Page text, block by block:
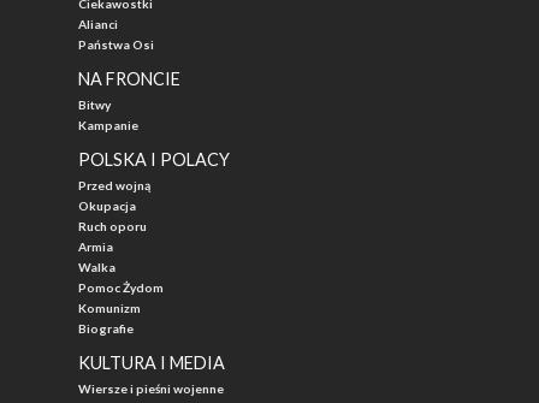
Ciekawostki
Alianci
Państwa Osi
NA FRONCIE
Bitwy
Kampanie
POLSKA I POLACY
Przed wojną
Okupacja
Ruch oporu
Armia
Walka
Pomoc Żydom
Komunizm
Biografie
KULTURA I MEDIA
Wiersze i pieśni wojenne